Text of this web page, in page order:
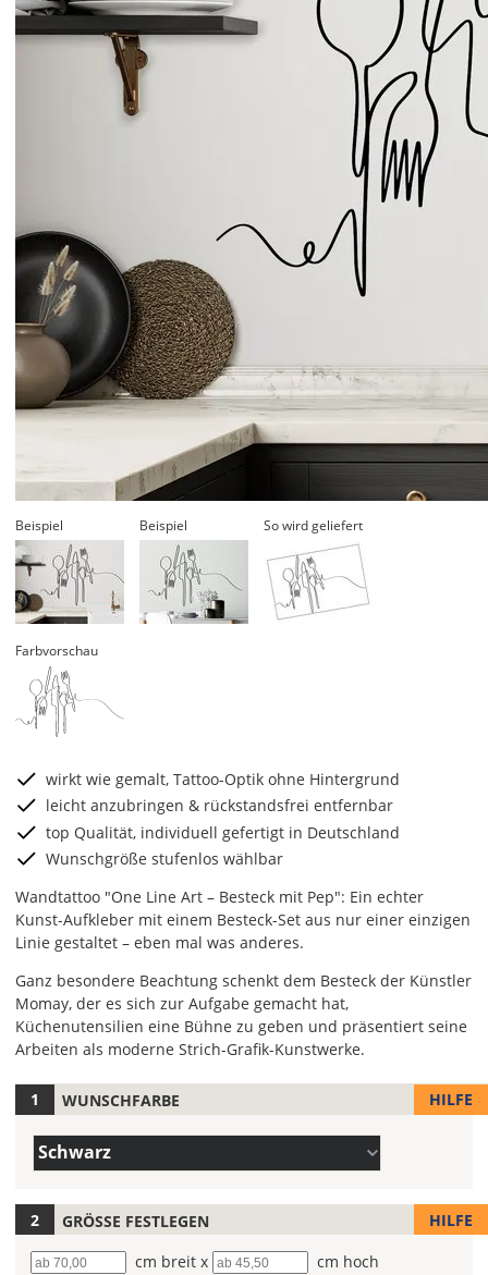
Beispiel Beispiel So wird geliefert
Farbvorschau
wirkt wie gemalt, Tattoo-Optik ohne Hintergrund
leicht anzubringen & rückstandsfrei entfernbar
top Qualität, individuell gefertigt in Deutschland
Wunschgröße stufenlos wählbar
Wandtattoo "One Line Art – Besteck mit Pep": Ein echter
Kunst-Aufkleber mit einem Besteck-Set aus nur einer einzigen
Linie gestaltet – eben mal was anderes.
Ganz besondere Beachtung schenkt dem Besteck der Künstler
Momay, der es sich zur Aufgabe gemacht hat,
Küchenutensilien eine Bühne zu geben und präsentiert seine
Arbeiten als moderne Strich-Grafik-Kunstwerke.
Hier
die
Deines
Wandtattoos
fest!
WUNSCHFARBE HILFE
Farbe/n
(Wert
Schwarz
GRÖSSE FESTLEGEN HILFE
Breite cm breit x Höhe cm hoch